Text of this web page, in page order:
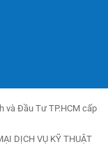
và Đầu Tư TP.HCM cấp
DỊCH VỤ KỸ THUẬT